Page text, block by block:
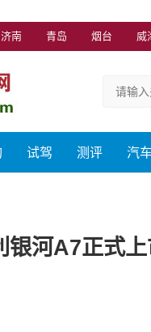
济南 青岛 烟台 威
试驾 测评 汽
银河A7正式